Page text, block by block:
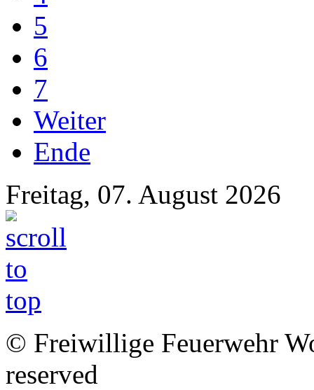
5
6
7
Weiter
Ende
Freitag, 07. August 2026
© Freiwillige Feuerwehr
reserved